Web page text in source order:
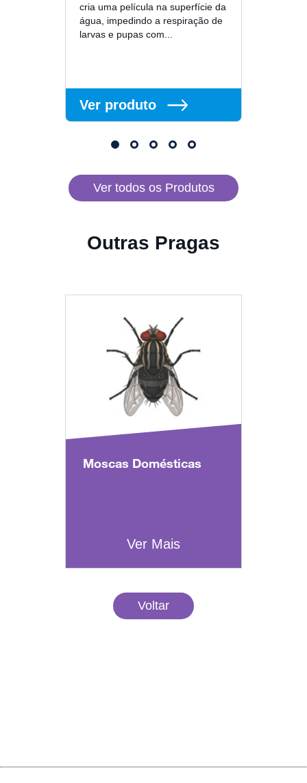
cria uma película na superfície da
água, impedindo a respiração de
larvas e pupas com...
Ver produto
Ver todos os Produtos
Outras Pragas
Moscas Domésticas
Ver Mais
Voltar